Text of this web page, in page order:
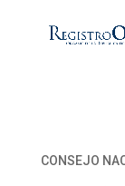
CONSEJO